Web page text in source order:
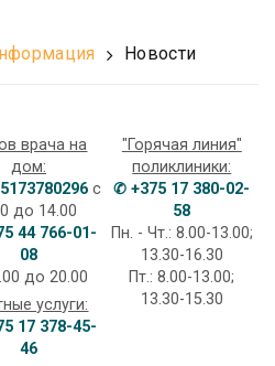
Новости
врача на
дом:
с
до 14.00
44 766-01-
08
до 20.00
услуги:
17 378-45-
46
"Горячая линия"
поликлиники:
✆ +375 17 380-02-
58
Пн. - Чт.: 8.00-13.00;
13.30-16.30
Пт.: 8.00-13.00;
13.30-15.30